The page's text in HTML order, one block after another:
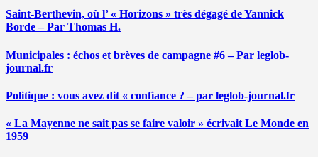
Saint-Berthevin, où l’ « Horizons » très dégagé de Yannick
Borde – Par Thomas H.
Municipales : échos et brèves de campagne #6 – Par leglob-
journal.fr
Politique : vous avez dit « confiance ? – par leglob-journal.fr
« La Mayenne ne sait pas se faire valoir » écrivait Le Monde en
1959